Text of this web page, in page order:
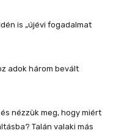
is „újévi fogadalmat
adok három bevált
és nézzük meg, hogy miért
Talán valaki más